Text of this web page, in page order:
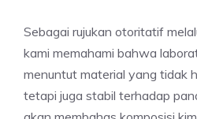
Sebagai rujukan otoritatif
kami memahami bahwa
menuntut material yang tidak
tetapi juga stabil terhadap